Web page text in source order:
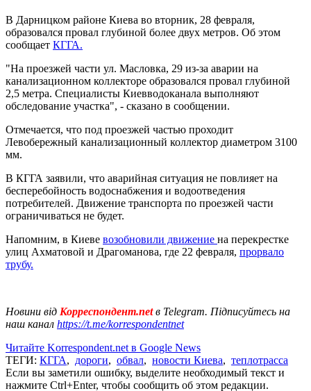
В Дарницком районе Киева во вторник, 28 февраля,
образовался провал глубиной более двух метров. Об этом
сообщает КГГА.
"На проезжей части ул. Масловка, 29 из-за аварии на
канализационном коллекторе образовался провал глубиной
2,5 метра. Специалисты Киевводоканала выполняют
обследование участка", - сказано в сообщении.
Отмечается, что под проезжей частью проходит
Левобережный канализационный коллектор диаметром 3100
мм.
В КГГА заявили, что аварийная ситуация не повлияет на
бесперебойность водоснабжения и водоотведения
потребителей. Движение транспорта по проезжей части
ограничиваться не будет.
Напомним, в Киеве возобновили движение на перекрестке
улиц Ахматовой и Драгоманова, где 22 февраля, прорвало
трубу.
Новини від Корреспондент.netв Telegram. Підписуйтесь на
наш канал https://t.me/korrespondentnet
Читайте Korrespondent.net в Google News
ТЕГИ: КГГА, дороги, обвал, новости Киева, теплотрасса
Если вы заметили ошибку, выделите необходимый текст и
нажмите Ctrl+Enter, чтобы сообщить об этом редакции.